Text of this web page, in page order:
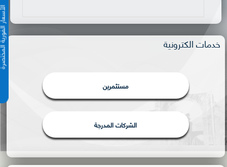
الأسعار خدمات الكترونية
مستثمرين
الشركات المدرجة